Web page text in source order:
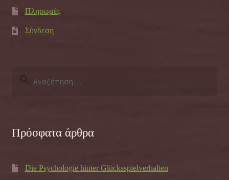
Πληρωμές
Σύνδεση
Πρόσφατα άρθρα
Die Psychologie hinter Glücksspielverhalten